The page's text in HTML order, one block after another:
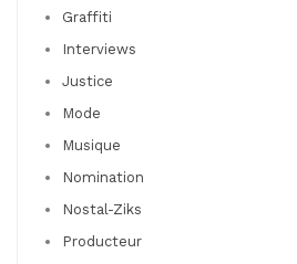
Graffiti
Interviews
Justice
Mode
Musique
Nomination
Nostal-Ziks
Producteur